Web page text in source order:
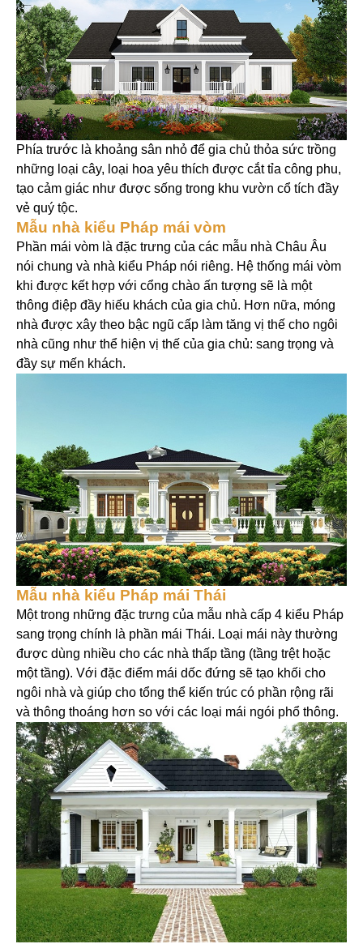
Phía trước là khoảng sân nhỏ để gia chủ thỏa sức trồng
những loại cây, loại hoa yêu thích được cắt tỉa công phu,
tạo cảm giác như được sống trong khu vườn cổ tích đầy
vẻ quý tộc.
Mẫu nhà kiểu Pháp mái vòm
Phần mái vòm là đặc trưng của các mẫu nhà Châu Âu
nói chung và nhà kiểu Pháp nói riêng. Hệ thống mái vòm
khi được kết hợp với cổng chào ấn tượng sẽ là một
thông điệp đầy hiếu khách của gia chủ. Hơn nữa, móng
nhà được xây theo bậc ngũ cấp làm tăng vị thế cho ngôi
nhà cũng như thể hiện vị thế của gia chủ: sang trọng và
đầy sự mến khách.
Mẫu nhà kiểu Pháp mái Thái
Một trong những đặc trưng của mẫu nhà cấp 4 kiểu Pháp
sang trọng chính là phần mái Thái. Loại mái này thường
được dùng nhiều cho các nhà thấp tầng (tầng trệt hoặc
một tầng). Với đặc điểm mái dốc đứng sẽ tạo khối cho
ngôi nhà và giúp cho tổng thể kiến trúc có phần rộng rãi
và thông thoáng hơn so với các loại mái ngói phổ thông.